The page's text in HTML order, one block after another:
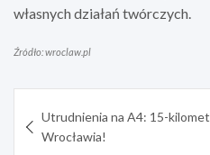
własnych działań twórczych.
Źródło: wroclaw.pl
wpisu
Utrudnienia na A4: 15-
Wrocławia!